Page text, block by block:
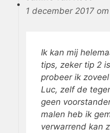
1 december 2017
Ik kan mij
tips, zeker tip 2
probeer ik
Luc, zelf de
geen
malen heb ik
verwarrend kan